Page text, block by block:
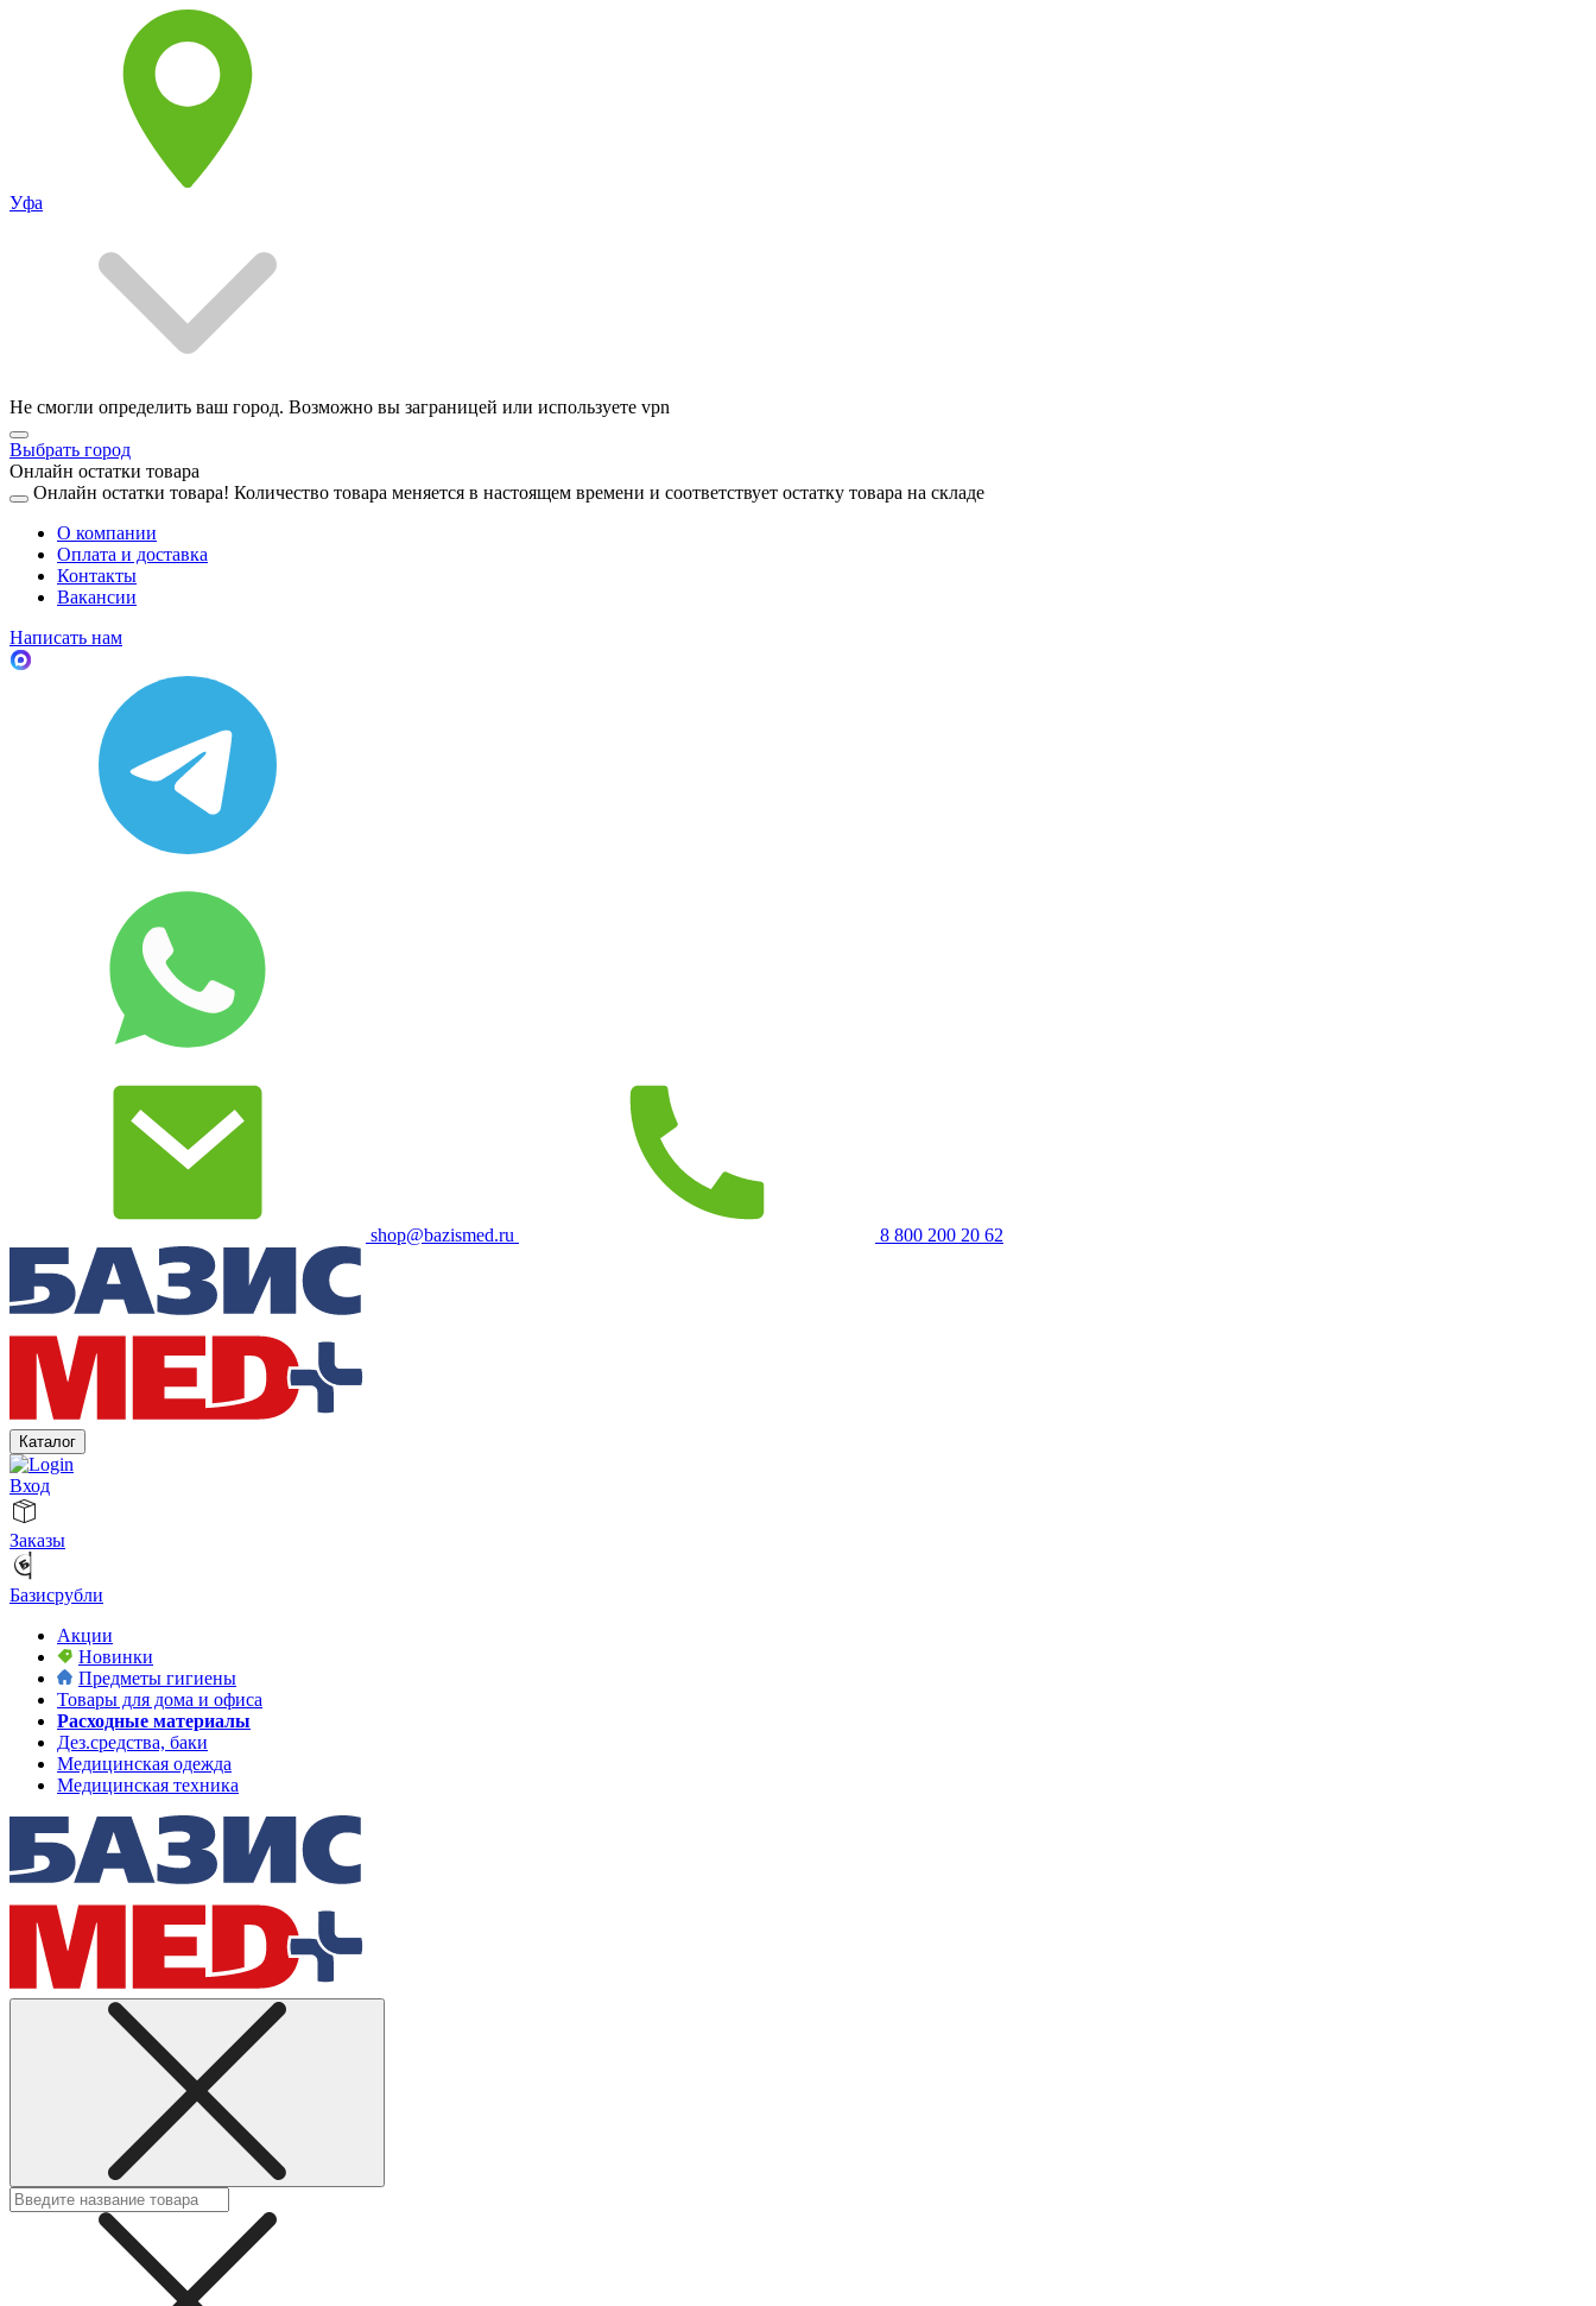
Уфа
Не смогли определить ваш город. Возможно вы заграницей или используете vpn
Выбрать город
Онлайн остатки товара
Онлайн остатки товара! Количество товара меняется в настоящем времени и соответствует остатку товара на складе
О компании
Оплата и доставка
Контакты
Вакансии
Написать нам
shop@bazismed.ru 8 800 200 20 62
Каталог
Вход
Заказы
Базисрубли
Акции
Новинки
Предметы гигиены
Товары для дома и офиса
Расходные материалы
Дез.средства, баки
Медицинская одежда
Медицинская техника